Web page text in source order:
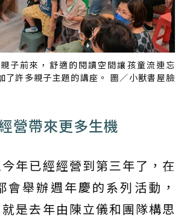
子前來，舒適的閱讀空間讓孩童流連忘
了許多親子主題的講座。 圖／小獸書屋臉
營帶來更多生機
年已經經營到第三年了，在
會舉辦週年慶的系列活動，
就是去年由陳立儀和團隊構思